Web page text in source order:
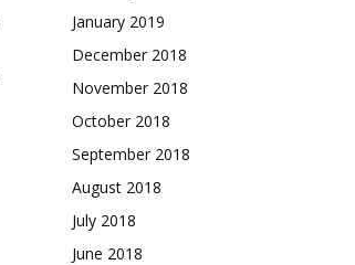
January 2019
December 2018
November 2018
October 2018
September 2018
August 2018
July 2018
June 2018